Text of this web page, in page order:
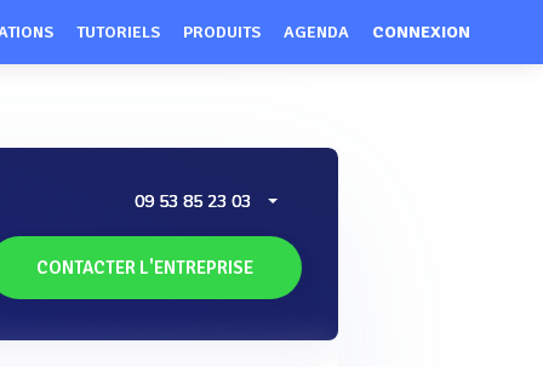
TUTORIELS PRODUITS AGENDA CONNEXION
09 53 85 23 03
CONTACTER L'ENTREPRISE